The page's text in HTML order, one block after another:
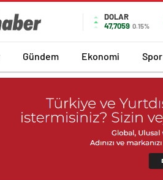
DOLAR
47,7059 0.15%
Gündem Ekonomi Spor